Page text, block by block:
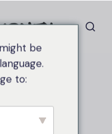
be
to: